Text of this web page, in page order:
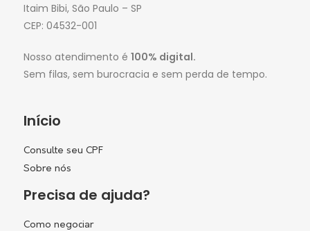
Itaim Bibi, São Paulo – SP
CEP: 04532-001
Nosso atendimento é 100% digital.
Sem filas, sem burocracia e sem perda de tempo.
Início
Consulte seu CPF
Sobre nós
Precisa de ajuda?
Como negociar